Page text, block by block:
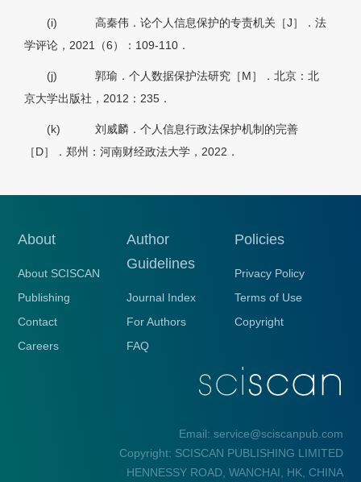
(i)
高秦伟．论个人信息保护的专责机关［J］．法
学评论，2021（6）：109-110．
(j)
郭瑜．个人数据保护法研究［M］．北京：北
京大学出版社，2012：235．
(k)
刘威麟．个人信息行政法保护机制的完善
［D］．郑州：河南财经政法大学，2022．
About
About SCISCAN
Publishing
Contact
Careers
Author
Guidelines
Journal Index
For Authors
FAQ
Policies
Privacy Policy
Terms of Use
Copyright
Email: service@sciscanpub.com
Copyright: SCISCAN PUBLISHING LIMITED
HENNESSY ROAD, WANCHAI, HK, CHINA